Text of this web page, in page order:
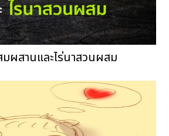
ผสานและไร่นาสวนผสม